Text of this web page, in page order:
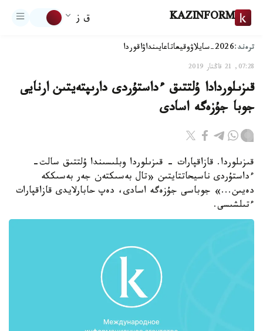
KAZINFORM ق ز
ترەند:2026-سايلاۋ وقيعاتاعايىنداۋاقوردا
07:28, 21 قاڭتار 2019
قىزىلوردادا ۇلتتىق ءداستۇردى دارىپتەيتىن ارنايى
جوبا جۇزەگە اسادى
قىزىلوردا. قازاقپارات - قىزىلوردا وبلىسىندا ۇلتتىق سالت-
ءداستۇردى ناسيحاتتايتىن «تال بەسىكتەن جەر بەسىككە
دەيىن...» جوباسى جۇزەگە اسادى، دەپ حابارلايدى قازاقپارات
ءتىلشىسى.